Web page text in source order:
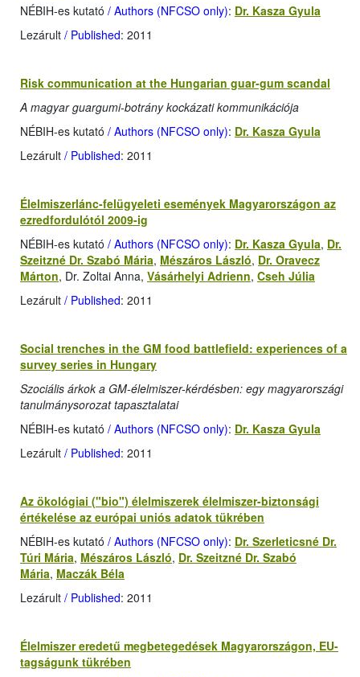
NÉBIH-es kutató / Authors (NFCSO only): Dr. Kasza Gyula
Lezárult / Published: 2011
Risk communication at the Hungarian guar-gum scandal
A magyar guargumi-botrány kockázati kommunikációja
NÉBIH-es kutató / Authors (NFCSO only): Dr. Kasza Gyula
Lezárult / Published: 2011
Élelmiszerlánc-felügyeleti események Magyarországon az
ezredfordulótól 2009-ig
NÉBIH-es kutató / Authors (NFCSO only): Dr. Kasza Gyula, Dr.
Szeitzné Dr. Szabó Mária, Mészáros László, Dr. Oravecz
Márton, Dr. Zoltai Anna, Vásárhelyi Adrienn, Cseh Júlia
Lezárult / Published: 2011
Social trenches in the GM food battlefield: experiences of a
survey series in Hungary
Szociális árkok a GM-élelmiszer-kérdésben: egy magyarországi
tanulmánysorozat tapasztalatai
NÉBIH-es kutató / Authors (NFCSO only): Dr. Kasza Gyula
Lezárult / Published: 2011
Az ökológiai ("bio") élelmiszerek élelmiszer-biztonsági
értékelése az európai uniós adatok tükrében
NÉBIH-es kutató / Authors (NFCSO only): Dr. Szerleticsné Dr.
Túri Mária, Mészáros László, Dr. Szeitzné Dr. Szabó
Mária, Maczák Béla
Lezárult / Published: 2011
Élelmiszer eredetű megbetegedések Magyarországon, EU-
tagságunk tükrében